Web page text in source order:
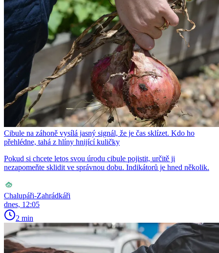
Cibule na záhoně vysílá jasný signál, že je čas sklízet. Kdo ho
přehlédne, tahá z hlíny hnijící kuličky
Pokud si chcete letos svou úrodu cibule pojistit, určitě ji
nezapomeňte sklidit ve správnou dobu. Indikátorů je hned několik.
Chalupáři-Zahrádkáři
dnes, 12:05
2 min